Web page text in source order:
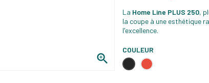

La Home Line PLUS 250,
la coupe à une esthétique
l'excellence.
COULEUR
Noir
Rouge